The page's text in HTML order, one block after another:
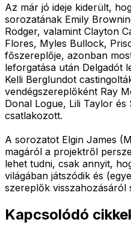
Az már jó ideje kiderült,
sorozatának Emily
Rodger, valamint Clayton
Flores, Myles Bullock,
főszereplője, azonban
leforgatása után Delgadót
Kelli Berglundot
vendégszereplőként Ray
Donal Logue, Lili Taylor és
csatlakozott.
A sorozatot Elgin James
magáról a projektről
lehet tudni, csak annyit,
világában játszódik és
szereplők visszahozásáról
Kapcsolódó